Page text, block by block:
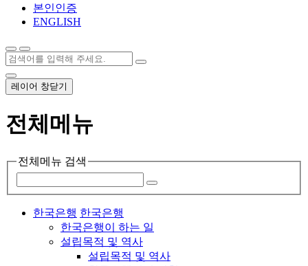
본인인증
ENGLISH
레이어 창닫기
전체메뉴
전체메뉴 검색
한국은행 한국은행
한국은행이 하는 일
설립목적 및 역사
설립목적 및 역사